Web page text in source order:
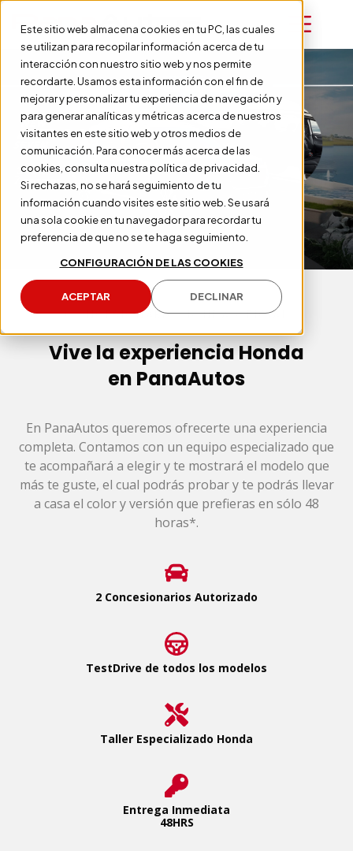
Este sitio web almacena cookies en tu PC, las cuales
se utilizan para recopilar información acerca de tu
interacción con nuestro sitio web y nos permite
recordarte. Usamos esta información con el fin de
mejorar y personalizar tu experiencia de navegación y
para generar analíticas y métricas acerca de nuestros
visitantes en este sitio web y otros medios de
comunicación. Para conocer más acerca de las
cookies, consulta nuestra política de privacidad.
Si rechazas, no se hará seguimiento de tu
información cuando visites este sitio web. Se usará
una sola cookie en tu navegador para recordar tu
preferencia de que no se te haga seguimiento.
CONFIGURACIÓN DE LAS COOKIES
ACEPTAR DECLINAR
CONCESIONARIO HONDA OFICIAL
Vive la experiencia Honda
en PanaAutos
En PanaAutos queremos ofrecerte una experiencia
completa. Contamos con un equipo especializado que
te acompañará a elegir y te mostrará el modelo que
más te guste, el cual podrás probar y te podrás llevar
a casa el color y versión que prefieras en sólo 48
horas*.
2 Concesionarios Autorizado
TestDrive de todos los modelos
Taller Especializado Honda
Entrega Inmediata
48HRS